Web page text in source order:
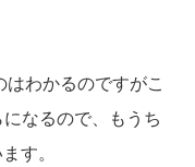
はわかるのですがこ
なるので、もうち
す。